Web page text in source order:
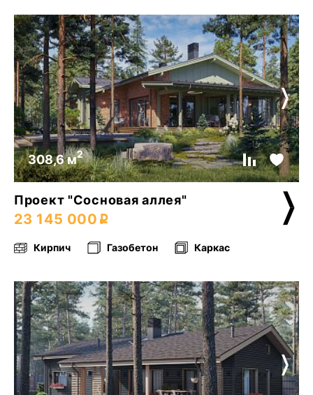
308,6 м2
Проект "Сосновая аллея"
23 145 000
Кирпич Газобетон Каркас